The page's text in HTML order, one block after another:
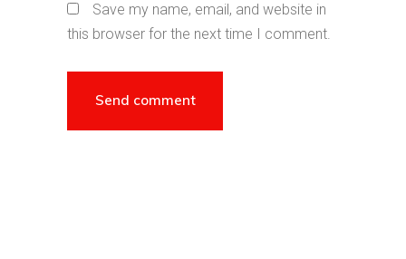
Save my name, email, and website in
this browser for the next time I comment.